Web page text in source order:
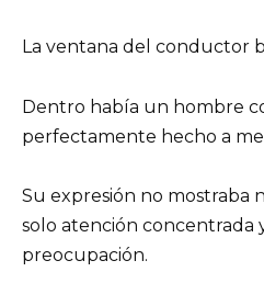
La ventana del conductor
Dentro había un hombre
perfectamente hecho a
Su expresión no mostraba
solo atención concentrada
preocupación.